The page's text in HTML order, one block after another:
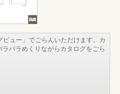
ュー」でごらんいただけます。カ
パラめくりながらカタログをごら